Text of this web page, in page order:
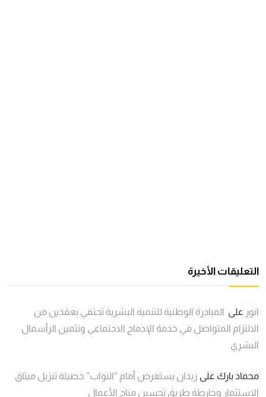
التعليقات الأخيرة
انور على المبادرة الوطنية للتنمية البشرية تحتفي بعقدين من
الالتزام المتواصل في خدمة الإدماج الاجتماعي وتثمين الرأسمال
البشري
محماد بارك على زيدان يستعرض أمام “النواب” حصيلة تنزيل ميثاق
الاستثمار وخارطة طريق تحسين مناخ الأعمال